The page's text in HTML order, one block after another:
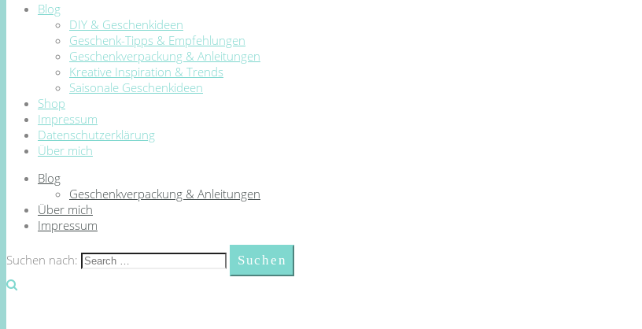
Blog
DIY & Geschenkideen
Geschenk-Tipps & Empfehlungen
Geschenkverpackung & Anleitungen
Kreative Inspiration & Trends
Saisonale Geschenkideen
Shop
Impressum
Datenschutzerklärung
Über mich
Blog
Geschenkverpackung & Anleitungen
Über mich
Impressum
Suchen nach: